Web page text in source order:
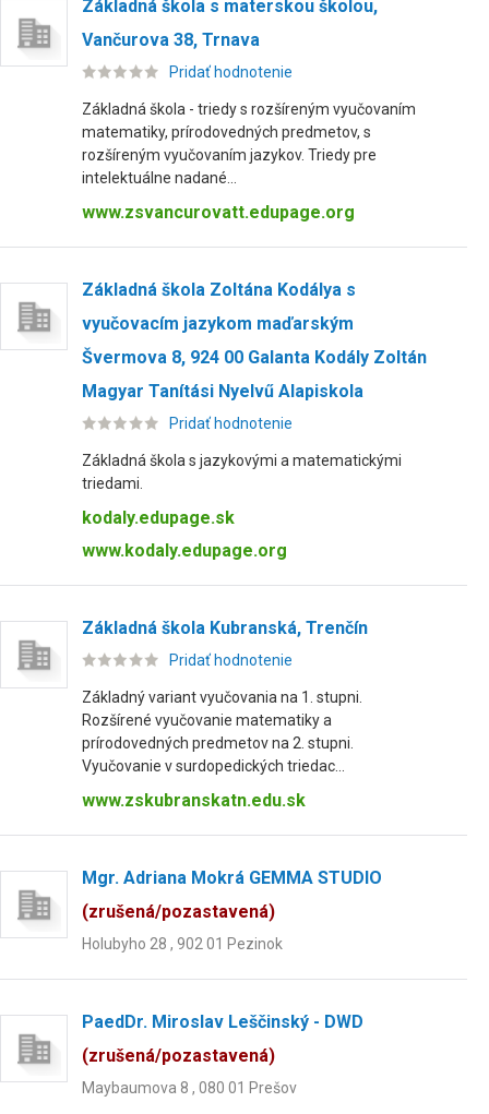
Základná škola s materskou školou,
Vančurova 38, Trnava
Pridať hodnotenie
Základná škola - triedy s rozšíreným vyučovaním
matematiky, prírodovedných predmetov, s
rozšíreným vyučovaním jazykov. Triedy pre
intelektuálne nadané...
www.zsvancurovatt.edupage.org
Základná škola Zoltána Kodálya s
vyučovacím jazykom maďarským
Švermova 8, 924 00 Galanta Kodály Zoltán
Magyar Tanítási Nyelvű Alapiskola
Pridať hodnotenie
Základná škola s jazykovými a matematickými
triedami.
kodaly.edupage.sk
www.kodaly.edupage.org
Základná škola Kubranská, Trenčín
Pridať hodnotenie
Základný variant vyučovania na 1. stupni.
Rozšírené vyučovanie matematiky a
prírodovedných predmetov na 2. stupni.
Vyučovanie v surdopedických triedac...
www.zskubranskatn.edu.sk
Mgr. Adriana Mokrá GEMMA STUDIO
(zrušená/pozastavená)
Holubyho 28 , 902 01 Pezinok
PaedDr. Miroslav Leščinský - DWD
(zrušená/pozastavená)
Maybaumova 8 , 080 01 Prešov